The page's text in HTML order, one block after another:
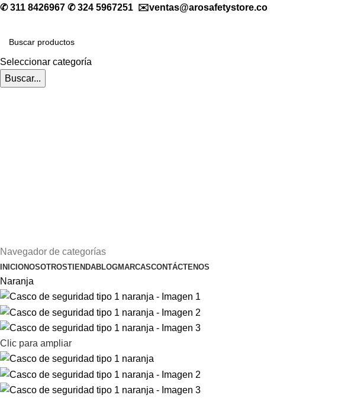
✆ 311 8426967 ✆ 324 5967251 ✉️ventas@arosafetystore.co
Seleccionar categoría
Buscar...
Navegador de categorías
INICIONOSOTROSTIENDABLOGMARCASCONTÁCTENOS
Naranja
Clic para ampliar